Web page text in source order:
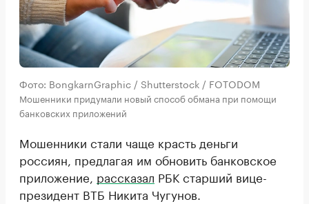
Фото: BongkarnGraphic / Shutterstock / FOTODOM
Мошенники придумали новый способ обмана при помощи
банковских приложений
Мошенники стали чаще красть деньги
россиян, предлагая им обновить банковское
приложение, рассказал РБК старший вице-
президент ВТБ Никита Чугунов.